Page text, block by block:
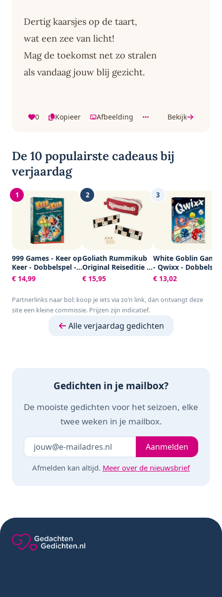
Dertig kaarsjes op de taart,
wat een zee van licht!
Mag de toekomst net zo stralen
als vandaag jouw blij gezicht.
0 Kopieer Afbeelding Bekijk
De 10 populairste cadeaus bij
verjaardag
1
999 Games - Keer op
Keer - Dobbelspel -
Hét dobbelspel voor
het hele gezin -
Familiespel -
Educatief spel -
€ 14,99
2
Goliath Rummikub
Original Reiseditie -
Bordspel - Inclusief
Tasje
€ 15,95
3
White Goblin
- Qwixx -
- 2 tot 5 spelers -
Voor de hele familie
Klein cadeautje
€ 13,02
Partnerlinks naar bol: koop je iets via zo’n link, dan ontvangt deze
site een kleine commissie. Prijzen zijn indicatief.
Alle verjaardag gedichten
Gedichten in je mailbox?
De mooiste gedichten voor het seizoen, elke
twee weken in je mailbox.
Laat dit veld leeg Je e-mailadresAanmelden
Afmelden kan altijd. Meer over de nieuwsbrief